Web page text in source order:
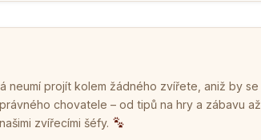
neumí projít kolem žádného zvířete, aniž by se
chovatele – od tipů na hry a zábavu až
zvířecími šéfy.